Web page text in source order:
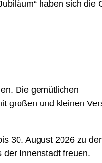
haben sich
Die gemütlichen
großen und kleinen
30. August 2026 zu
der Innenstadt freuen.